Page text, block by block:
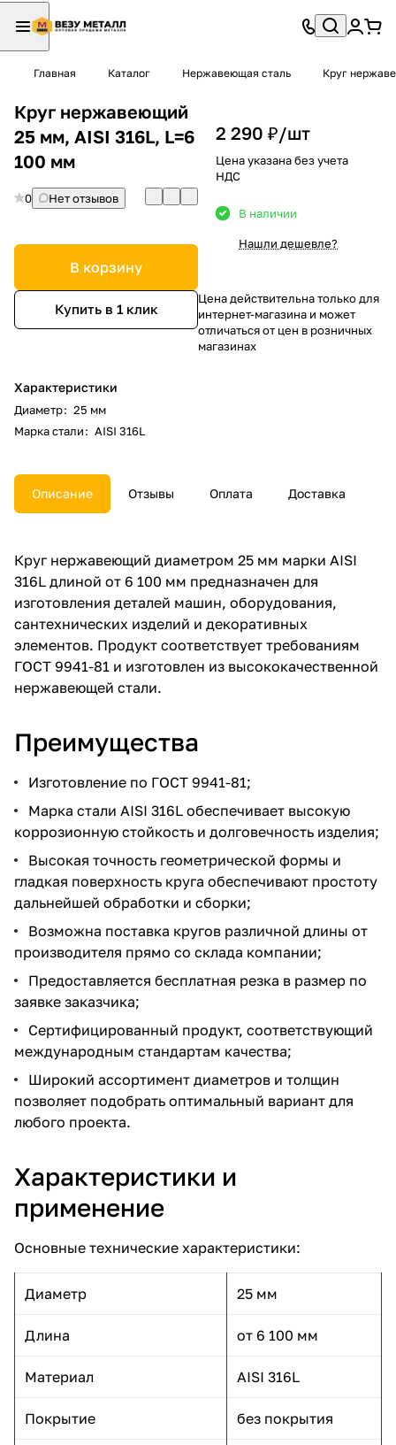
Главная Каталог Нержавеющая сталь Круг
Круг нержавеющий
25 мм, AISI 316L, L=6
100 мм
0 Нет отзывов
В корзину
Купить в 1 клик
Характеристики
Диаметр: 25 мм
Марка стали: AISI 316L
2 290 ₽/шт
Цена указана без учета
НДС
В наличии
Нашли дешевле?
Цена действительна только для
интернет-магазина и может
отличаться от цен в розничных
магазинах
Описание Отзывы Оплата Доставка
Круг нержавеющий диаметром 25 мм марки AISI
316L длиной от 6 100 мм предназначен для
изготовления деталей машин, оборудования,
сантехнических изделий и декоративных
элементов. Продукт соответствует требованиям
ГОСТ 9941-81 и изготовлен из высококачественной
нержавеющей стали.
Преимущества
Изготовление по ГОСТ 9941-81;
Марка стали AISI 316L обеспечивает высокую
коррозионную стойкость и долговечность изделия;
Высокая точность геометрической формы и
гладкая поверхность круга обеспечивают простоту
дальнейшей обработки и сборки;
Возможна поставка кругов различной длины от
производителя прямо со склада компании;
Предоставляется бесплатная резка в размер по
заявке заказчика;
Сертифицированный продукт, соответствующий
международным стандартам качества;
Широкий ассортимент диаметров и толщин
позволяет подобрать оптимальный вариант для
любого проекта.
Характеристики и
применение
Основные технические характеристики:
Диаметр 25 мм
Длина от 6 100 мм
Материал AISI 316L
Покрытие без покрытия